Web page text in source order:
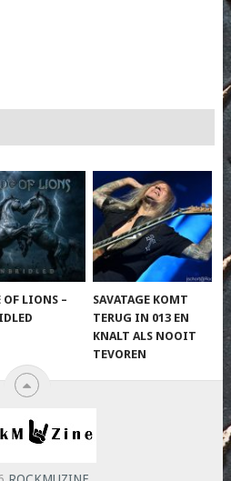
OF LIONS –
SAVATAGE KOMT
TERUG IN 013 EN
KNALT ALS NOOIT
TEVOREN